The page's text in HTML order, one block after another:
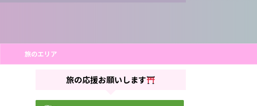
旅のエリア
旅の応援お願いします